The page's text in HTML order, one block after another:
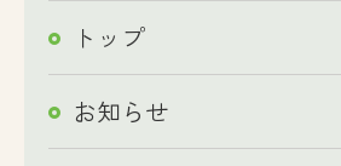
トップ
お知らせ